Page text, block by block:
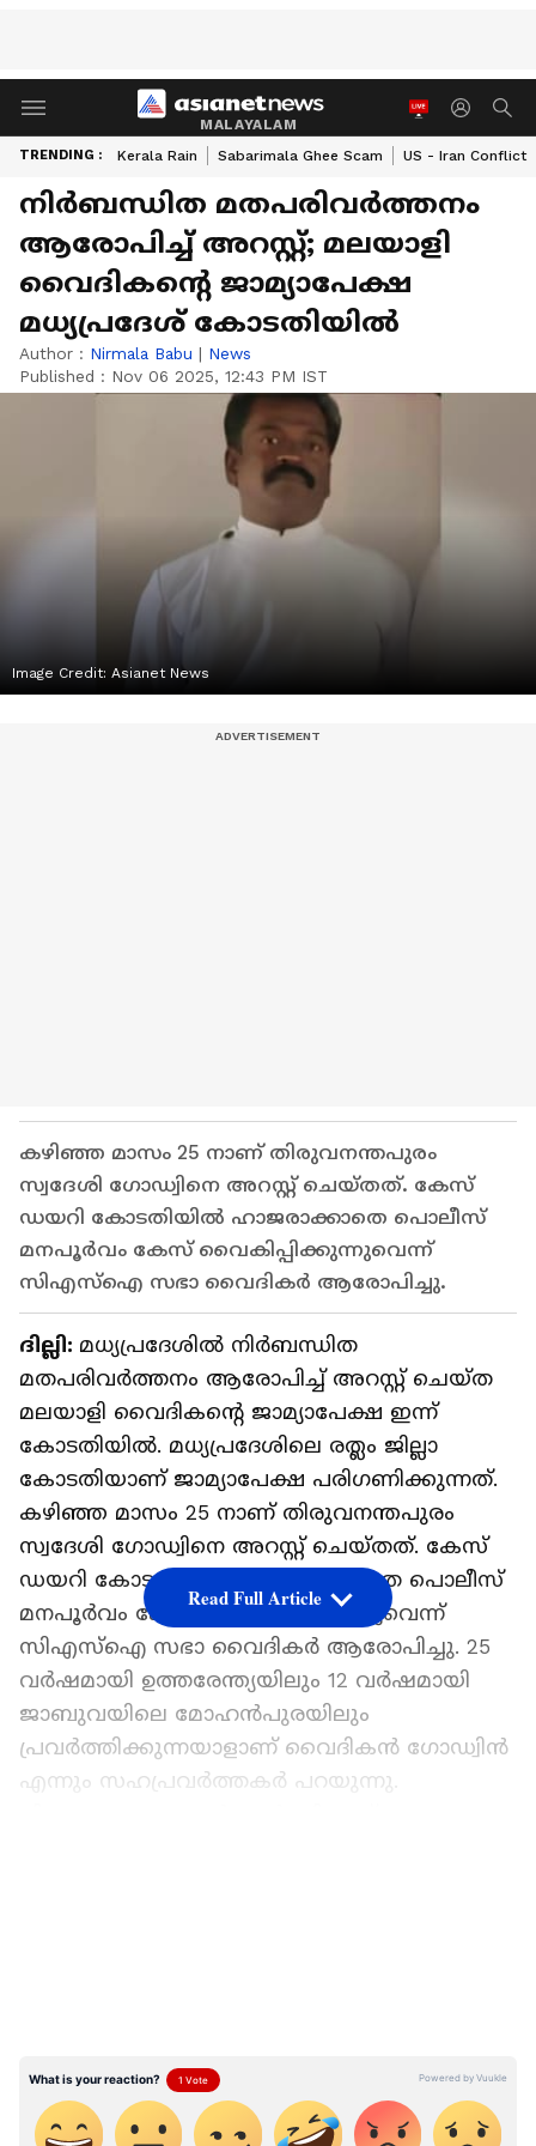
MALAYALAM
TRENDING : Kerala Rain Sabarimala Ghee Scam US - Iran Conflict
നിർബന്ധിത മതപരിവർത്തനം
ആരോപിച്ച് അറസ്റ്റ്; മലയാളി
വൈദികന്റെ ജാമ്യാപേക്ഷ
മധ്യപ്രദേശ് കോടതിയിൽ
Author : Nirmala Babu | News
Published : Nov 06 2025, 12:43 PM IST
Image Credit: Asianet News
കഴിഞ്ഞ മാസം 25 നാണ് തിരുവനന്തപുരം
സ്വദേശി ​ഗോഡ്വിനെ അറസ്റ്റ് ചെയ്തത്. കേസ്
ഡയറി കോടതിയിൽ ഹാജരാക്കാതെ പൊലീസ്
മനപൂർവം കേസ് വൈകിപ്പിക്കുന്നുവെന്ന്
സിഎസ്ഐ സഭാ വൈദികർ ആരോപിച്ചു.
ദില്ലി: മധ്യപ്രദേശിൽ നിർബന്ധിത
മതപരിവർത്തനം ആരോപിച്ച് അറസ്റ്റ് ചെയ്ത
മലയാളി വൈദികന്റെ ജാമ്യാപേക്ഷ ഇന്ന്
കോടതിയിൽ. മധ്യപ്രദേശിലെ രത്ലം ജില്ലാ
കോടതിയാണ് ജാമ്യാപേക്ഷ പരി​ഗണിക്കുന്നത്.
കഴിഞ്ഞ മാസം 25 നാണ് തിരുവനന്തപുരം
സ്വദേശി ​ഗോഡ്വിനെ അറസ്റ്റ് ചെയ്തത്. കേസ്
ഡയറി കോടതിയിൽ ഹാജരാക്കാതെ പൊലീസ്
മനപൂർവം കേസ് വൈകിപ്പിക്കുന്നുവെന്ന്
സിഎസ്ഐ സഭാ വൈദികർ ആരോപിച്ചു. 25
വർഷമായി ഉത്തരേന്ത്യയിലും 12 വർഷമായി
ജാബുവയിലെ മോഹൻപുരയിലും
പ്രവർത്തിക്കുന്നയാളാണ് വൈദികൻ ​ഗോഡ്വിൻ
എന്നും സഹപ്രവർത്തകർ പറയുന്നു.
Read Full Article